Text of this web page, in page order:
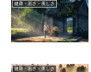
健康・若さ・美しさ
健康・若さ・美しさ